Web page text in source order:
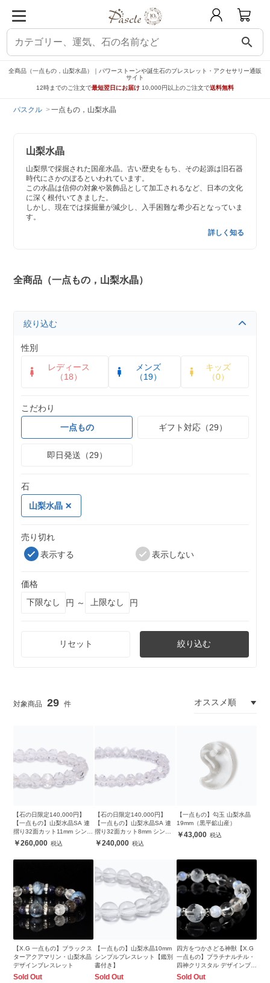
search
全商品（一点もの，山梨水晶）｜パワーストーンや誕生石のブレスレット・アクセサリー通販
サイト
12時までのご注文で最短翌日にお届け 10,000円以上のご注文で送料無料
パスクル 一点もの，山梨水晶
山梨水晶
山梨県で採掘された国産水晶。古い歴史をもち、その起源は旧石器
時代にさかのぼるといわれています。
この水晶は信仰の対象や装飾品として加工されるなど、日本の文化
に深く根付いてきました。
しかし、現在では採掘量が減少し、入手困難な希少石となっていま
す。
詳しく知る
全商品（一点もの，山梨水晶）
絞り込む
性別
レディース
（18）
メンズ
（19）
キッズ
（0）
こだわり
一点もの
ギフト対応（29）
即日発送（29）
石
山梨水晶
売り切れ
表示する
表示しない
価格
円 ～
円
リセット 絞り込む
29
【石の日限定140,000円】
【一点もの】山梨水晶SA 連
摺り32面カット11mm シンプ
ルブレスレット
260,000
【石の日限定140,000円】
【一点もの】山梨水晶SA 連
摺り32面カット8mm シンプ
ルブレスレット
240,000
【一点もの】勾玉 山梨水晶
19mm（黒平鉱山産）
43,000
【X.G 一点もの】ブラックス
ターアクアマリン・山梨水晶
デザインブレスレット
Sold Out
【一点もの】山梨水晶10mm
シンプルブレスレット【鑑別
書付き】
Sold Out
四方をつかさどる神獣【X.G
一点もの】プラチナルチル・
四神クリスタル デザインブレ
スレット
Sold Out